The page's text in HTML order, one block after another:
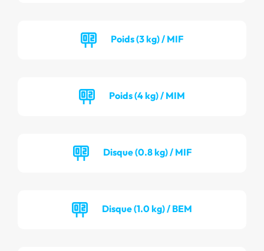
Poids (3 kg) / MIF
Poids (4 kg) / MIM
Disque (0.8 kg) / MIF
Disque (1.0 kg) / BEM